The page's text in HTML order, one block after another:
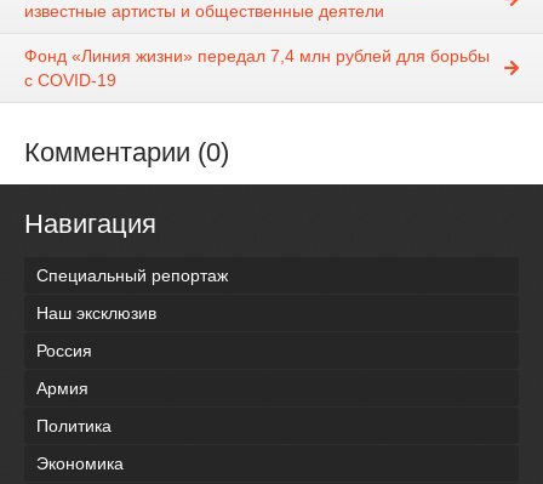
известные артисты и общественные деятели
Фонд «Линия жизни» передал 7,4 млн рублей для борьбы
с СОVID-19
Комментарии (0)
Навигация
Специальный репортаж
Наш эксклюзив
Россия
Армия
Политика
Экономика